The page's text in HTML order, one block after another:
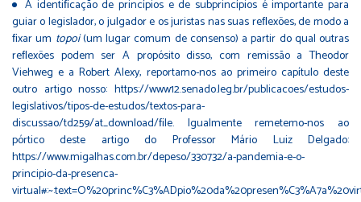
A identiﬁcação de princípios e de subprincípios é importante para
guiar o legislador, o julgador e os juristas nas suas reﬂexões, de modo a
ﬁxar um topoi(um lugar comum de consenso) a partir do qual outras
reﬂexões podem ser A propósito disso, com remissão a Theodor
Viehweg e a Robert Alexy, reportamo-nos ao primeiro capítulo deste
outro artigo nosso: https://www12.senado.leg.br/publicacoes/estudos-
legislativos/tipos-de-estudos/textos-para-
discussao/td259/at_download/ﬁle. Igualmente remetemo-nos ao
pórtico deste artigo do Professor Mário Luiz Delgado:
https://www.migalhas.com.br/depeso/330732/a-pandemia-e-o-
principio-da-presenca-